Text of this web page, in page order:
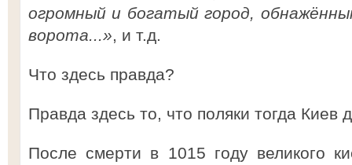
огромный и богатый город,
ворота...», и т.д.
Что здесь правда?
Правда здесь то, что поляки тогда
После смерти в 1015 году великого